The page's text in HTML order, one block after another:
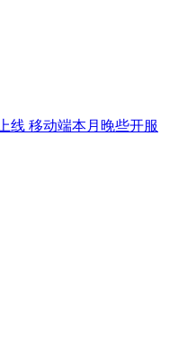
线 移动端本月晚些开服